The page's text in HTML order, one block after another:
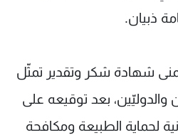
ذبيان.
شهادة شكر وتقدير تمثّل
والدوليّين، بعد توقيعه على
لحماية الطبيعة ومكافحة